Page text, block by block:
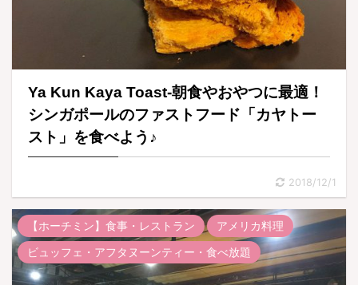
Ya Kun Kaya Toast-朝食やおやつに最適！
シンガポールのファストフード「カヤトー
スト」を食べよう♪
2018/12/1
【ホーチミン】食事・レストラン
アメリカ料理
ビュッフェ・アフタヌーンティー・食べ放題